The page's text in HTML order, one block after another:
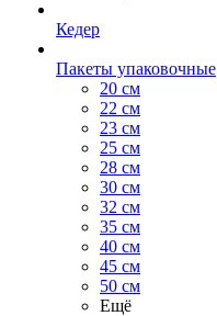
Кедер
Пакеты упаковочные
20 см
22 см
23 см
25 см
28 см
30 см
32 см
35 см
40 см
45 см
50 см
Ещё